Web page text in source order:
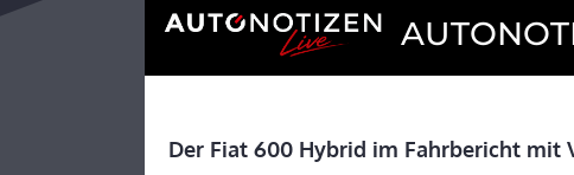
Der Fiat 600 Hybrid im Fahrbericht mit